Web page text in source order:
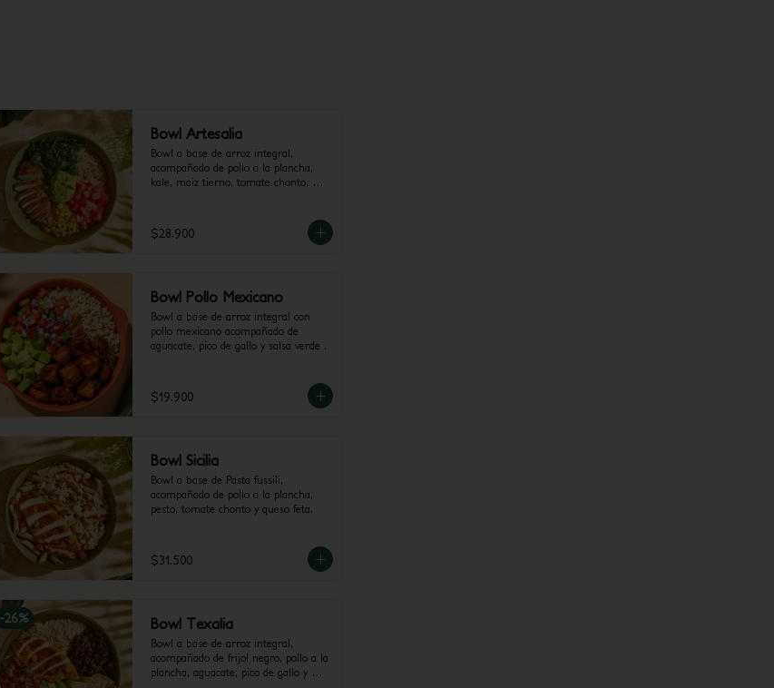
Bowl Artesalia
Bowl a base de arroz integral,
acompañado de pollo a la plancha,
kale, maiz tierno, tomate chonto,
$28.900
Bowl Pollo Mexicano
Bowl a base de arroz integral con
pollo mexicano acompañado de
aguacate, pico de gallo y salsa verde .
$19.900
Bowl Sicilia
Bowl a base de Pasta fussili,
acompañado de pollo a la plancha,
pesto, tomate chonto y queso feta.
$31.500
-26% Bowl Texalia
Bowl a base de arroz integral,
acompañado de frijol negro, pollo a la
plancha, aguacate, pico de gallo y